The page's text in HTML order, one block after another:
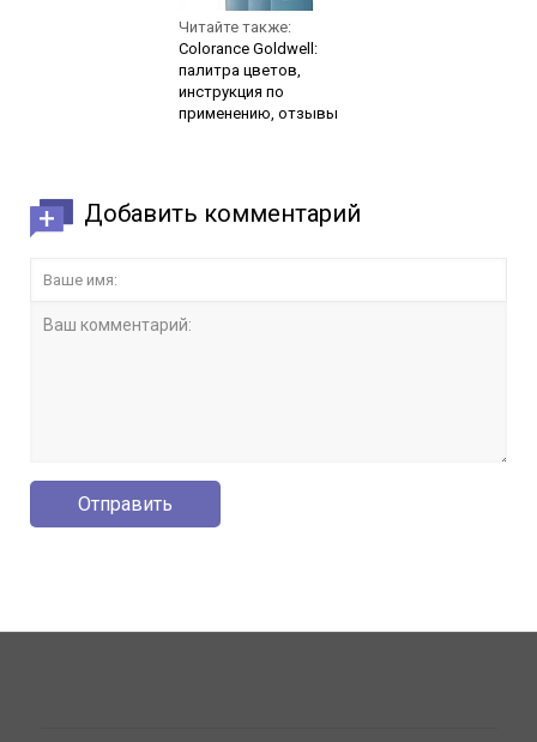
Читайте также:
Colorance Goldwell:
палитра цветов,
инструкция по
применению, отзывы
Добавить комментарий